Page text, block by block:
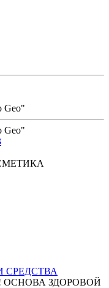
Geo"
Geo"
СРЕДСТВА
ЗДОРОВОЙ